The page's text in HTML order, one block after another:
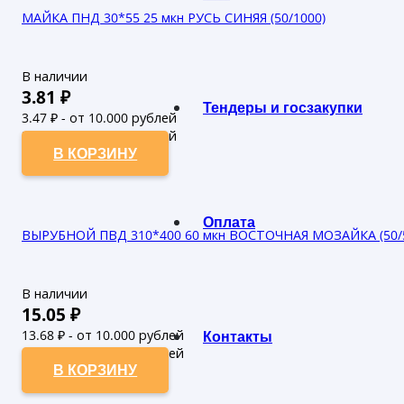
Тендеры и госзакупки
Оплата
Контакты
МАЙКА ПНД 30*55 25 мкн РУСЬ СИНЯЯ (50/1000)
В наличии
3.81 ₽
3.47 ₽ - от 10.000 рублей
3.15₽ - от 50.000 рублей
В КОРЗИНУ
ВЫРУБНОЙ ПВД 310*400 60 мкн ВОСТОЧНАЯ МОЗАЙКА (50/
В наличии
15.05 ₽
13.68 ₽ - от 10.000 рублей
12.44₽ - от 50.000 рублей
В КОРЗИНУ